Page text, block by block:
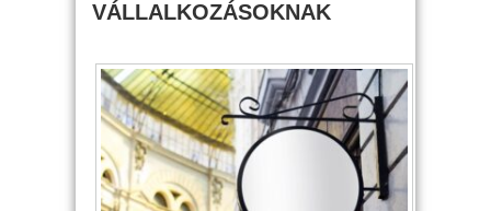
VÁLLALKOZÁSOKNAK